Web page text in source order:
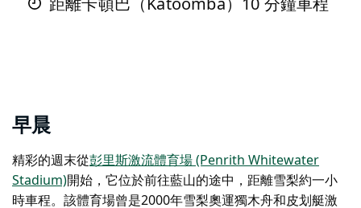
早晨
精彩的週末從彭里斯激流體育場 (Penrith Whitewater
Stadium)開始，它位於前往藍山的途中，距離雪梨約一小
時車程。該體育場曾是2000年雪梨奧運獨木舟和皮划艇激